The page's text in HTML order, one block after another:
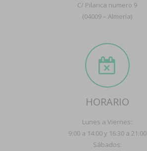
C/ Pilarica numero 9
(04009 – Almería)
HORARIO
Lunes a Viernes:
9:00 a 14:00 y 16:30 a 21:00
Sábados: